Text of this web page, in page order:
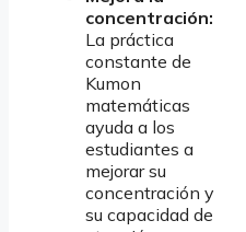
concentración:
La práctica
constante de
Kumon
matemáticas
ayuda a los
estudiantes a
mejorar su
concentración y
su capacidad de